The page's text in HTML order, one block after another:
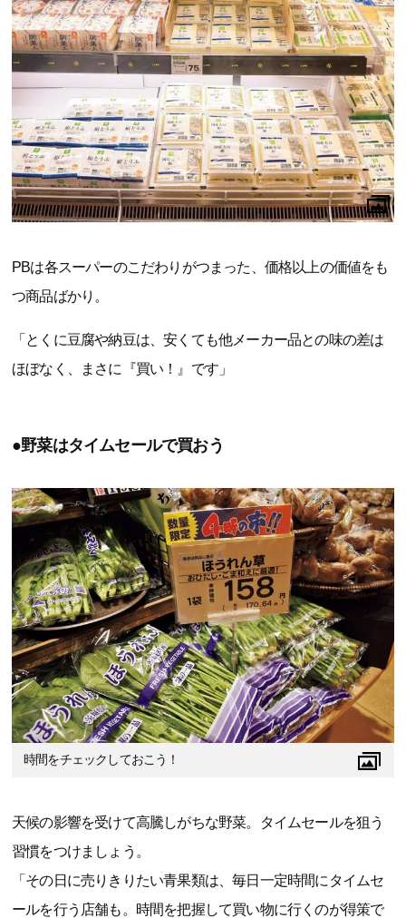
PBは各スーパーのこだわりがつまった、価格以上の価値をも
つ商品ばかり。
「とくに豆腐や納豆は、安くても他メーカー品との味の差は
ほぼなく、まさに『買い！』です」
●野菜はタイムセールで買おう
時間をチェックしておこう！
天候の影響を受けて高騰しがちな野菜。タイムセールを狙う
習慣をつけましょう。
「その日に売りきりたい青果類は、毎日一定時間にタイムセ
ールを行う店舗も。時間を把握して買い物に行くのが得策で